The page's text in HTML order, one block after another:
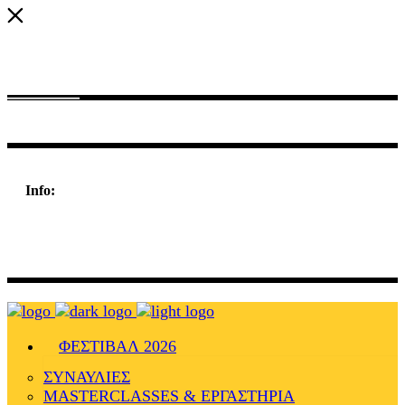
Info:
ΦΕΣΤΙΒΑΛ 2026
ΣΥΝΑΥΛΙΕΣ
MASTERCLASSES & ΕΡΓΑΣΤΗΡΙΑ